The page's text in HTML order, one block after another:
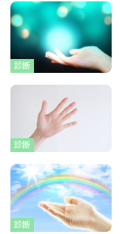
診断
診断
診断